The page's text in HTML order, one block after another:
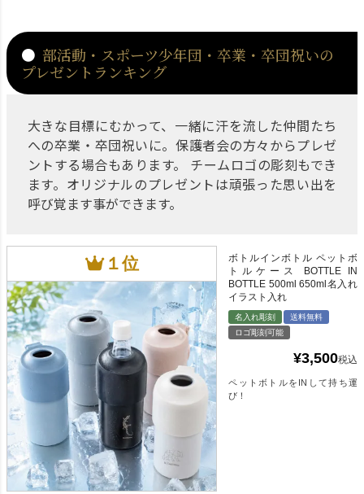
部活動・スポーツ少年団・卒業・卒団祝いの
プレゼントランキング
大きな目標にむかって、一緒に汗を流した仲間たち
への卒業・卒団祝いに。保護者会の方々からプレゼ
ントする場合もあります。 チームロゴの彫刻もでき
ます。オリジナルのプレゼントは頑張った思い出を
呼び覚ます事ができます。
ボトルインボトル ペットボ
トルケース BOTTLE IN
BOTTLE 500ml 650ml名入れ
イラスト入れ
名入れ彫刻
送料無料
ロゴ彫刻可能
¥3,500税込
ペットボトルをINして持ち運
び！